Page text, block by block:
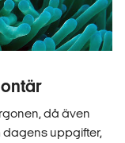
då även
dagens uppgifter,